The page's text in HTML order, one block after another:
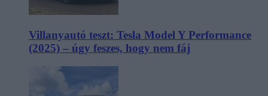
Villanyautó teszt: Tesla Model Y Performance
(2025) – úgy feszes, hogy nem fáj